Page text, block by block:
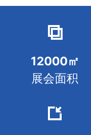

12000㎡
展会面积
